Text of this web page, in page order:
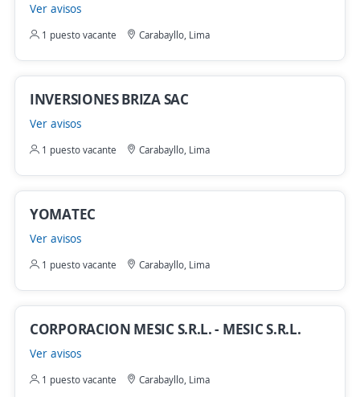
Ver avisos
1 puesto vacante Carabayllo, Lima
INVERSIONES BRIZA SAC
Ver avisos
1 puesto vacante Carabayllo, Lima
YOMATEC
Ver avisos
1 puesto vacante Carabayllo, Lima
CORPORACION MESIC S.R.L. - MESIC S.R.L.
Ver avisos
1 puesto vacante Carabayllo, Lima